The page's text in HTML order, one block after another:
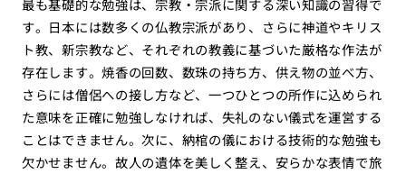
最も基礎的な勉強は、宗教・宗派に関する深い知識の習得で
す。日本には数多くの仏教宗派があり、さらに神道やキリス
ト教、新宗教など、それぞれの教義に基づいた厳格な作法が
存在します。焼香の回数、数珠の持ち方、供え物の並べ方、
さらには僧侶への接し方など、一つひとつの所作に込められ
た意味を正確に勉強しなければ、失礼のない儀式を運営する
ことはできません。次に、納棺の儀における技術的な勉強も
欠かせません。故人の遺体を美しく整え、安らかな表情で旅